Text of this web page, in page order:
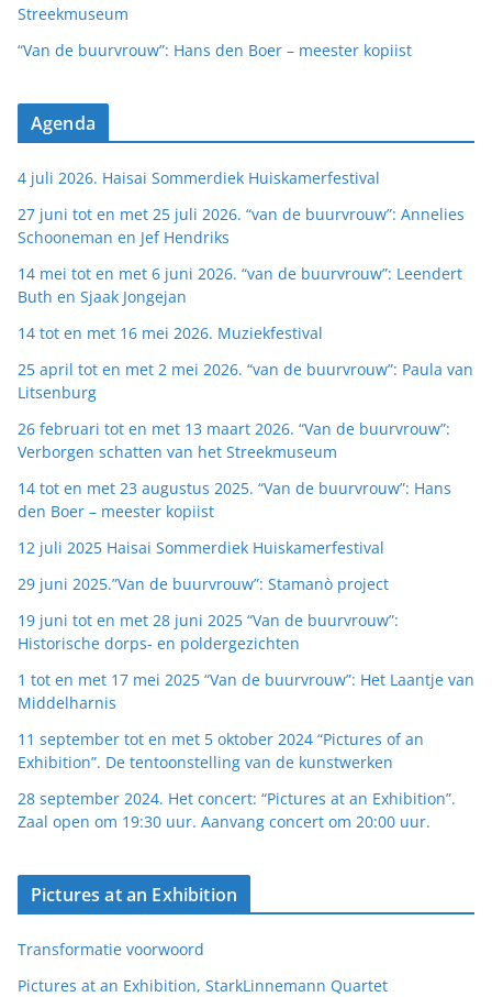
Streekmuseum
“Van de buurvrouw”: Hans den Boer – meester kopiist
Agenda
4 juli 2026. Haisai Sommerdiek Huiskamerfestival
27 juni tot en met 25 juli 2026. “van de buurvrouw”: Annelies
Schooneman en Jef Hendriks
14 mei tot en met 6 juni 2026. “van de buurvrouw”: Leendert
Buth en Sjaak Jongejan
14 tot en met 16 mei 2026. Muziekfestival
25 april tot en met 2 mei 2026. “van de buurvrouw”: Paula van
Litsenburg
26 februari tot en met 13 maart 2026. “Van de buurvrouw”:
Verborgen schatten van het Streekmuseum
14 tot en met 23 augustus 2025. “Van de buurvrouw”: Hans
den Boer – meester kopiist
12 juli 2025 Haisai Sommerdiek Huiskamerfestival
29 juni 2025.”Van de buurvrouw”: Stamanò project
19 juni tot en met 28 juni 2025 “Van de buurvrouw”:
Historische dorps- en poldergezichten
1 tot en met 17 mei 2025 “Van de buurvrouw”: Het Laantje van
Middelharnis
11 september tot en met 5 oktober 2024 “Pictures of an
Exhibition”. De tentoonstelling van de kunstwerken
28 september 2024. Het concert: “Pictures at an Exhibition”.
Zaal open om 19:30 uur. Aanvang concert om 20:00 uur.
Pictures at an Exhibition
Transformatie voorwoord
Pictures at an Exhibition, StarkLinnemann Quartet